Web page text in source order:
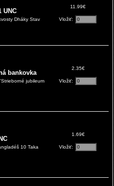
UNC
Dháky Stav
11.99€
Vložiť:
bankovka
jubileum
2.35€
Vložiť:
10 Taka
1.69€
Vložiť: